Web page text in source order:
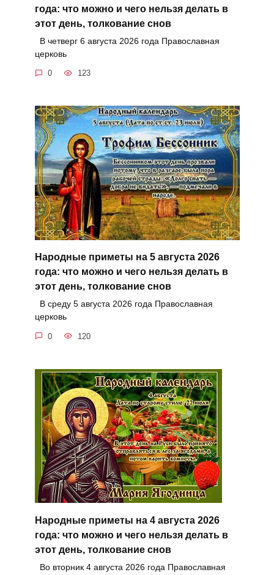
года: что можно и чего нельзя делать в
этот день, толкование снов
В четверг 6 августа 2026 года Православная
церковь
0 123
Народные приметы на 5 августа 2026
года: что можно и чего нельзя делать в
этот день, толкование снов
В среду 5 августа 2026 года Православная
церковь
0 120
Народные приметы на 4 августа 2026
года: что можно и чего нельзя делать в
этот день, толкование снов
Во вторник 4 августа 2026 года Православная